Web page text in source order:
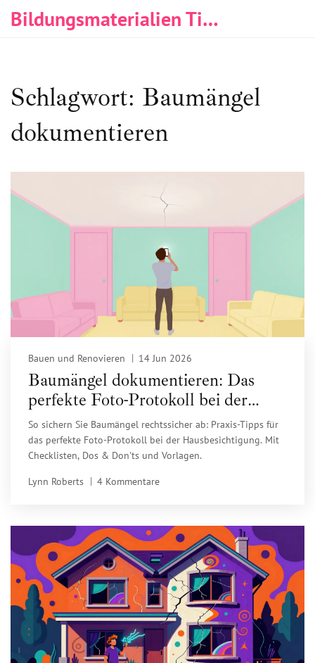
Bildungsmaterialien Tischlerei & Immobilien
Schlagwort: Baumängel
dokumentieren
Bauen und Renovieren 14 Jun 2026
Baumängel dokumentieren: Das
perfekte Foto-Protokoll bei der
Hausbesichtigung
So sichern Sie Baumängel rechtssicher ab: Praxis-Tipps für
das perfekte Foto-Protokoll bei der Hausbesichtigung. Mit
Checklisten, Dos & Don'ts und Vorlagen.
Lynn Roberts 4 Kommentare